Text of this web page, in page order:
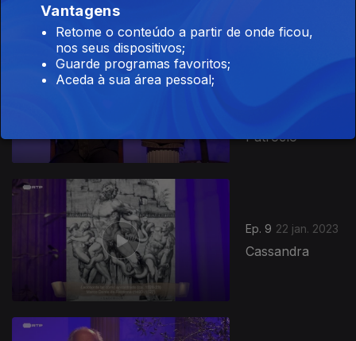
Pátroclo
Ep. 9 22 jan. 2023
Cassandra
Vantagens
Retome o conteúdo a partir de onde ficou,
nos seus dispositivos;
Guarde programas favoritos;
Aceda à sua área pessoal;